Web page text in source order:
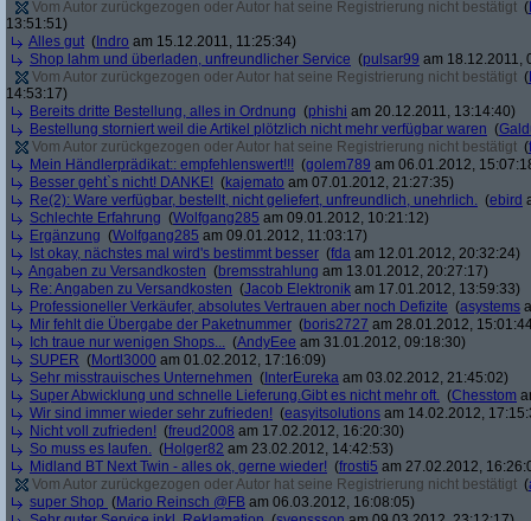
Vom Autor zurückgezogen oder Autor hat seine Registrierung nicht bestätigt (
13:51:51)
Alles gut ( Indro am 15.12.2011, 11:25:34)
Shop lahm und überladen, unfreundlicher Service (pulsar99 am 18.12.2011,
Vom Autor zurückgezogen oder Autor hat seine Registrierung nicht bestätigt (
14:53:17)
Bereits dritte Bestellung, alles in Ordnung (phishi am 20.12.2011, 13:14:40)
Bestellung storniert weil die Artikel plötzlich nicht mehr verfügbar waren (
Vom Autor zurückgezogen oder Autor hat seine Registrierung nicht bestätigt (
Mein Händlerprädikat:: empfehlenswert!!! (golem789 am 06.01.2012,
Besser geht`s nicht! DANKE! (kajemato am 07.01.2012, 21:27:35)
Re(2): Ware verfügbar, bestellt, nicht geliefert, unfreundlich, unehrlich. (ebird
Schlechte Erfahrung (Wolfgang285 am 09.01.2012, 10:21:12)
Ergänzung (Wolfgang285 am 09.01.2012, 11:03:17)
Ist okay, nächstes mal wird's bestimmt besser (fda am 12.01.2012, 20:32:24)
Angaben zu Versandkosten (bremsstrahlung am 13.01.2012, 20:27:17)
Re: Angaben zu Versandkosten (Jacob Elektronik am 17.01.2012, 13:59:33)
Professioneller Verkäufer, absolutes Vertrauen aber noch Defizite (asystems
Mir fehlt die Übergabe der Paketnummer (boris2727 am 28.01.2012,
Ich traue nur wenigen Shops... (AndyEee am 31.01.2012, 09:18:30)
SUPER (Mortl3000 am 01.02.2012, 17:16:09)
Sehr misstrauisches Unternehmen ( InterEureka am 03.02.2012, 21:45:02)
Super Abwicklung und schnelle Lieferung.Gibt es nicht mehr oft. (Chesstom
Wir sind immer wieder sehr zufrieden! (easyitsolutions am 14.02.2012,
Nicht voll zufrieden! (freud2008 am 17.02.2012, 16:20:30)
So muss es laufen. (Holger82 am 23.02.2012, 14:42:53)
Midland BT Next Twin - alles ok, gerne wieder! (frosti5 am 27.02.2012,
Vom Autor zurückgezogen oder Autor hat seine Registrierung nicht bestätigt (
super Shop (Mario Reinsch @FB am 06.03.2012, 16:08:05)